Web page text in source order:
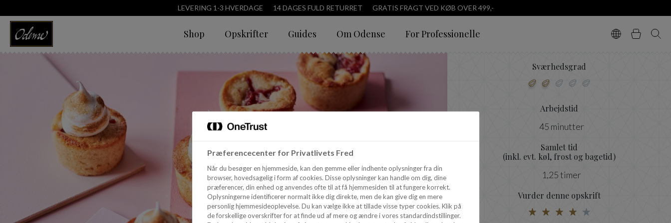
LEVERING 1-3 HVERDAGE 14 DAGES FULD RETURRET GRATIS FRAGT VED KØB OVER 499,-
Shop Opskrifter Guides Om Odense For Professionelle Vælg sprog
Kurv Søg
Sværhedsgrad
Arbejdstid
45 minutter
Samlet tid
(inkl. evt. køl, frost og bagetid)
1,25 timer
Vurder denne opskrift
Præferencecenter for Privatlivets Fred
Når du besøger en hjemmeside, kan den gemme eller indhente oplysninger fra din
browser, hovedsagelig i form af cookies. Disse oplysninger kan handle om dig, dine
præferencer, din enhed og anvendes ofte til at få hjemmesiden til at fungere korrekt.
Oplysningerne identificerer normalt ikke dig direkte, men de kan give dig en mere
personlig hjemmesideoplevelse. Du kan vælge ikke at tillade visse typer cookies. Klik på
de forskellige overskrifter for at finde ud af mere og ændre i vores standardindstillinger.